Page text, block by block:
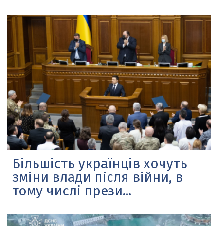
Більшість українців хочуть
зміни влади після війни, в
тому числі прези...